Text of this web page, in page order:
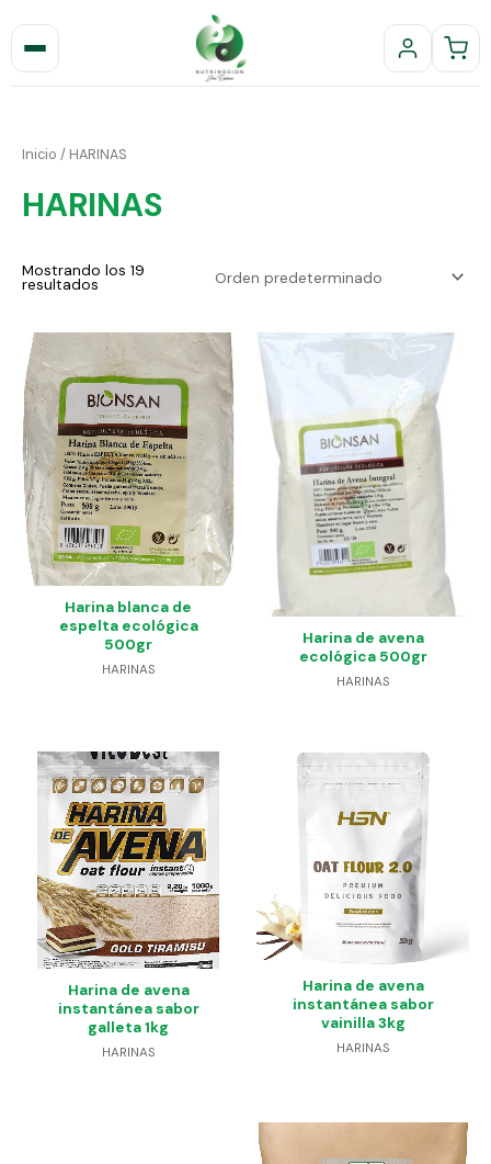
contenido
Inicio / HARINAS
HARINAS
Mostrando los 19
resultados
Harina blanca de
espelta ecológica
500gr
HARINAS
Harina de avena
ecológica 500gr
HARINAS
Harina de avena
instantánea sabor
galleta 1kg
HARINAS
Harina de avena
instantánea sabor
vainilla 3kg
HARINAS